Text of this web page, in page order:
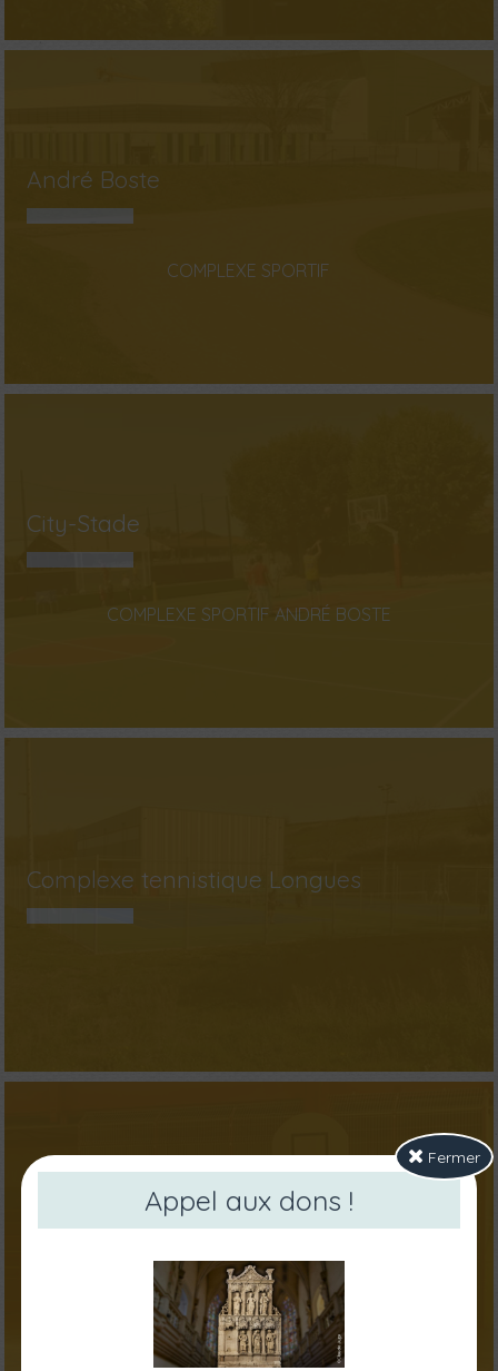
André Boste
COMPLEXE SPORTIF
City-Stade
COMPLEXE SPORTIF ANDRÉ BOSTE
Complexe tennistique Longues
Gymnase de la Molière
Fermer
Appel aux dons !